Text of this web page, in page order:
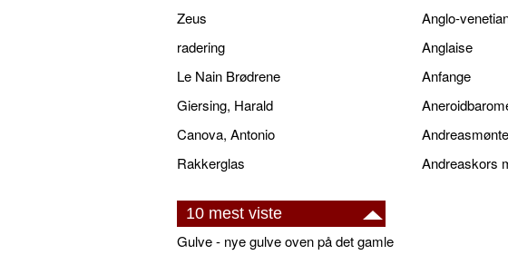
Zeus
radering
Le Nain Brødrene
Giersing, Harald
Canova, Antonio
Rakkerglas
Anglo-
Anglaise
Anfange
Andreaskors
10 mest viste
Gulve - nye gulve oven på det gamle